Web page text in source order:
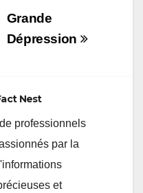
Grande
Dépression
Nest
professionnels
par la
et